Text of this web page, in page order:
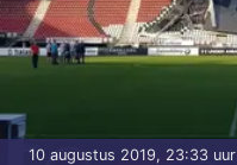
10 augustus 2019, 23:33 uur